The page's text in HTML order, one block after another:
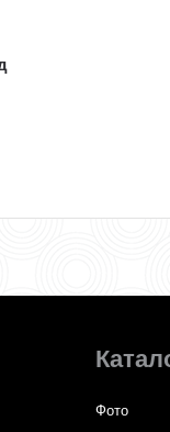
Фото